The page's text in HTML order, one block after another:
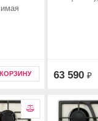
63 590 ₽